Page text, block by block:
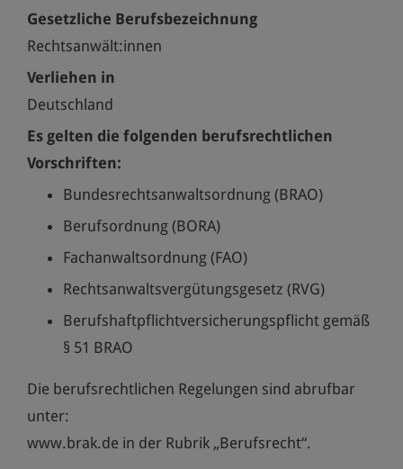
Gesetzliche Berufsbezeichnung
Rechtsanwält:innen
Verliehen in
Deutschland
Es gelten die folgenden berufsrechtlichen
Vorschriften:
Bundesrechtsanwaltsordnung (BRAO)
Berufsordnung (BORA)
Fachanwaltsordnung (FAO)
Rechtsanwaltsvergütungsgesetz (RVG)
Berufshaftpflichtversicherungspflicht gemäß
§ 51 BRAO
Die berufsrechtlichen Regelungen sind abrufbar
unter:
www.brak.de in der Rubrik „Berufsrecht“.